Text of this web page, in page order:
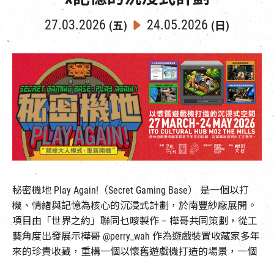
活動場地
世界之約
導賞團
體驗走進南豐紗廠
CHAT六廠
南豐作坊
其他體驗
到訪我們
開放時間及位置
穿梭巴士服務
停車場
NF TOUCH
EN|簡
27.03.2026 (五) 24.05.2026 (日)
秘密機地 Play Again!（Secret Gaming Base） 是一個以打
機、情緒與記憶為核心的沉浸式計劃，於南豐紗廠展開。
項目由「世界之約」聯同乜嘜製作 – 樺哥共同策劃，從工
藝角度出發展示樺哥 @perry_wah 作為遊戲裝置收藏家多年
來的珍貴收藏，重構一個以懷舊遊戲機打造的場景，一個